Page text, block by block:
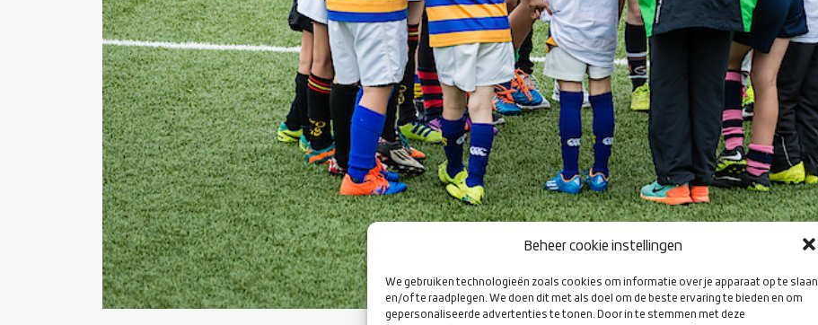
Beheer cookie instellingen
We gebruiken technologieën zoals cookies om informatie over je apparaat op te slaan
en/of te raadplegen. We doen dit met als doel om de beste ervaring te bieden en om
gepersonaliseerde advertenties te tonen. Door in te stemmen met deze